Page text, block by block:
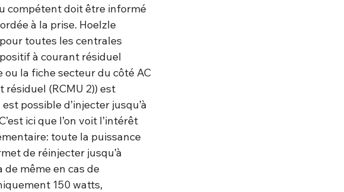
compétent doit être informé
à la prise. Hoelzle
toutes les centrales
à courant résiduel
ou la fiche secteur du côté AC
(RCMU 2)) est
possible d’injecter jusqu’à
ici que l’on voit l’intérêt
toute la puissance
de réinjecter jusqu’à
de même en cas de
150 watts,